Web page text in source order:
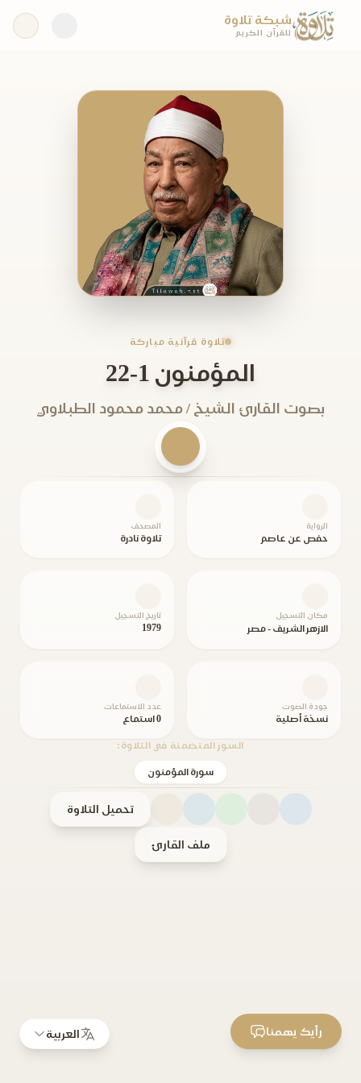
شبكة تلاوة
للقرآن الكريم
تلاوة قرآنية مباركة
المؤمنون 1-22
بصوت القارئ الشيخ / محمد محمود الطبلاوي
الرواية
حفص عن عاصم
المصحف
تلاوة نادرة
مكان التسجيل
الازهر الشريف - مصر
تاريخ التسجيل
1979
جودة الصوت
نسخة أصلية
عدد الاستماعات
0 استماع
السور المتضمنة في التلاوة:
سورة المؤمنون
تحميل التلاوة
ملف القارئ
العربية رأيك يهمنا